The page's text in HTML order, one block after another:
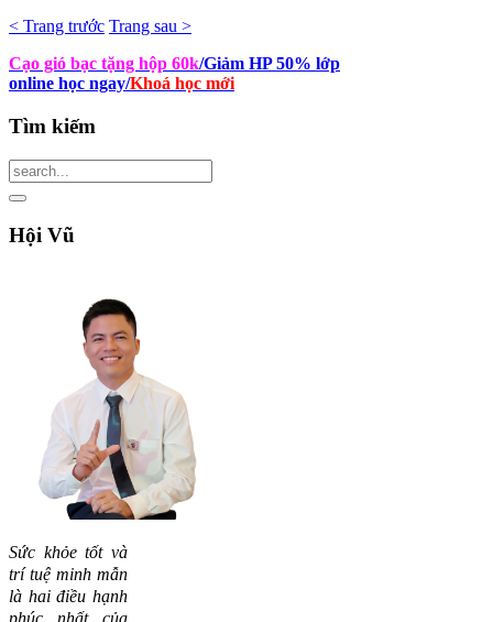
< Trang trước Trang sau >
Cạo gió bạc tặng hộp 60k/Giảm HP 50% lớp
online học ngay/Khoá học mới
Tìm kiếm
Hội Vũ
Sức khỏe tốt và
trí tuệ minh mẫn
là hai điều hạnh